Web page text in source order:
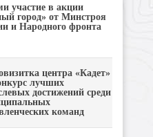
участие в акции
город» от Минстроя
и Народного фронта
центра «Кадет»
лучших
достижений среди
команд